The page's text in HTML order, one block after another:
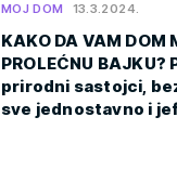
MOJ DOM 13.3.2024.
KAKO DA VAM DOM
PROLEĆNU BAJKU?
prirodni sastojci,
sve jednostavno i